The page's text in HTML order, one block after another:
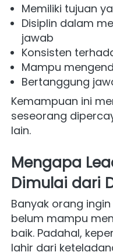
Memiliki tujuan
Disiplin dalam
jawab
Konsisten
Mampu
Bertanggung
Kemampuan ini
seseorang
lain.
Mengapa
Dimulai dari
Banyak orang
belum mampu
baik. Padahal,
lahir dari